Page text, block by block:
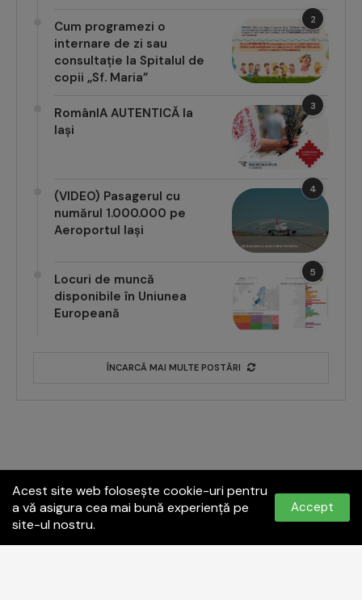
2
Cum programezi o
internare de zi sau
consultație la Spitalul de
copii „Sf. Maria”
3
RomânIA AUTENTICĂ la
Iași
4
(VIDEO) Pasagerul cu
numărul 1.000.000 pe
Aeroportul Iași
5
Locuri de muncă
disponibile în Uniunea
Europeană
ÎNCARCĂ MAI MULTE POSTĂRI
Acest site web folosește cookie-uri pentru
a vă asigura cea mai bună experiență pe
site-ul nostru.
Accept